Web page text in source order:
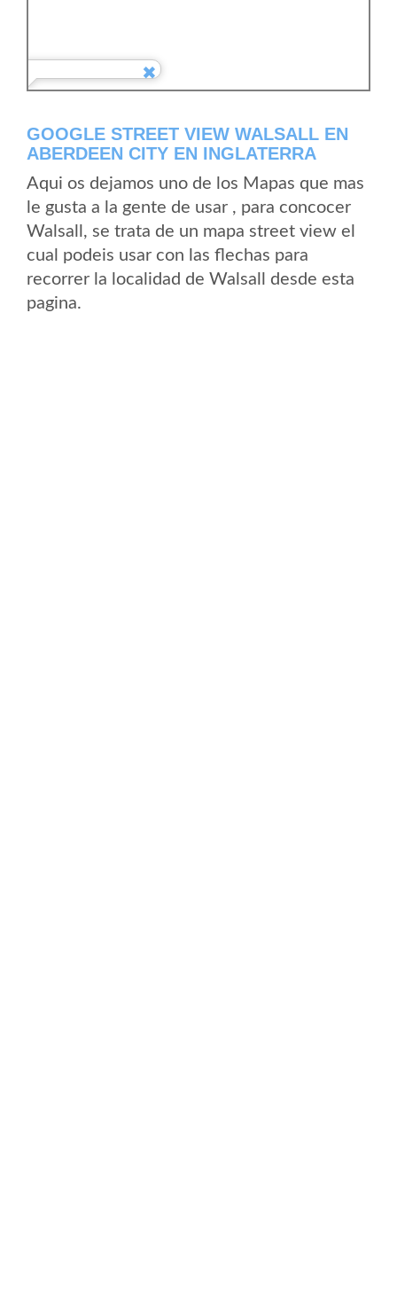
GOOGLE STREET VIEW WALSALL EN
ABERDEEN CITY EN INGLATERRA
Aqui os dejamos uno de los Mapas que mas
le gusta a la gente de usar , para concocer
Walsall, se trata de un mapa street view el
cual podeis usar con las flechas para
recorrer la localidad de Walsall desde esta
pagina.